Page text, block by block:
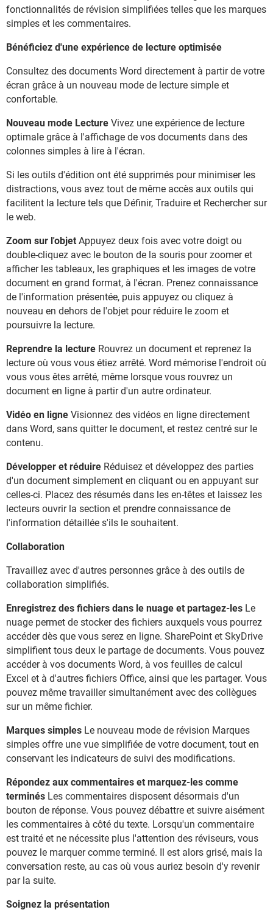
fonctionnalités de révision simplifiées telles que les marques
simples et les commentaires.
Bénéficiez d'une expérience de lecture optimisée
Consultez des documents Word directement à partir de votre
écran grâce à un nouveau mode de lecture simple et
confortable.
Nouveau mode Lecture Vivez une expérience de lecture
optimale grâce à l'affichage de vos documents dans des
colonnes simples à lire à l'écran.
Si les outils d'édition ont été supprimés pour minimiser les
distractions, vous avez tout de même accès aux outils qui
facilitent la lecture tels que Définir, Traduire et Rechercher sur
le web.
Zoom sur l'objet Appuyez deux fois avec votre doigt ou
double-cliquez avec le bouton de la souris pour zoomer et
afficher les tableaux, les graphiques et les images de votre
document en grand format, à l'écran. Prenez connaissance
de l'information présentée, puis appuyez ou cliquez à
nouveau en dehors de l'objet pour réduire le zoom et
poursuivre la lecture.
Reprendre la lecture Rouvrez un document et reprenez la
lecture où vous vous étiez arrêté. Word mémorise l'endroit où
vous vous êtes arrêté, même lorsque vous rouvrez un
document en ligne à partir d'un autre ordinateur.
Vidéo en ligne Visionnez des vidéos en ligne directement
dans Word, sans quitter le document, et restez centré sur le
contenu.
Développer et réduire Réduisez et développez des parties
d'un document simplement en cliquant ou en appuyant sur
celles-ci. Placez des résumés dans les en-têtes et laissez les
lecteurs ouvrir la section et prendre connaissance de
l'information détaillée s'ils le souhaitent.
Collaboration
Travaillez avec d'autres personnes grâce à des outils de
collaboration simplifiés.
Enregistrez des fichiers dans le nuage et partagez-les Le
nuage permet de stocker des fichiers auxquels vous pourrez
accéder dès que vous serez en ligne. SharePoint et SkyDrive
simplifient tous deux le partage de documents. Vous pouvez
accéder à vos documents Word, à vos feuilles de calcul
Excel et à d'autres fichiers Office, ainsi que les partager. Vous
pouvez même travailler simultanément avec des collègues
sur un même fichier.
Marques simples Le nouveau mode de révision Marques
simples offre une vue simplifiée de votre document, tout en
conservant les indicateurs de suivi des modifications.
Répondez aux commentaires et marquez-les comme
terminés Les commentaires disposent désormais d'un
bouton de réponse. Vous pouvez débattre et suivre aisément
les commentaires à côté du texte. Lorsqu'un commentaire
est traité et ne nécessite plus l'attention des réviseurs, vous
pouvez le marquer comme terminé. Il est alors grisé, mais la
conversation reste, au cas où vous auriez besoin d'y revenir
par la suite.
Soignez la présentation